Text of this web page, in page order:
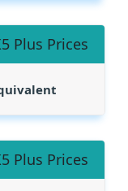
Plus Prices
Plus Prices